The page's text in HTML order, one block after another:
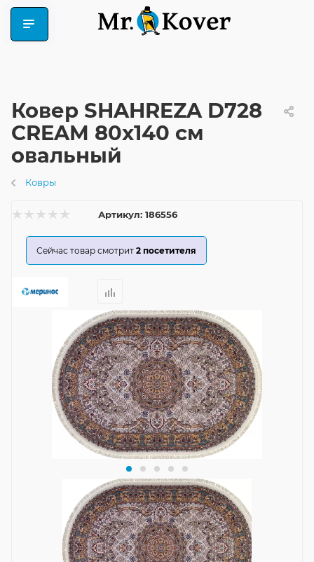
Ковер SHAHREZA D728
CREAM 80x140 см
овальный
Ковры
Артикул: 186556
Сейчас товар смотрит 2 посетителя